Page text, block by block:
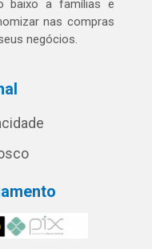
baixo a famílias e
nas compras
negócios.